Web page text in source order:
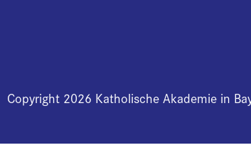
Copyright 2026 Katholische Akademie in